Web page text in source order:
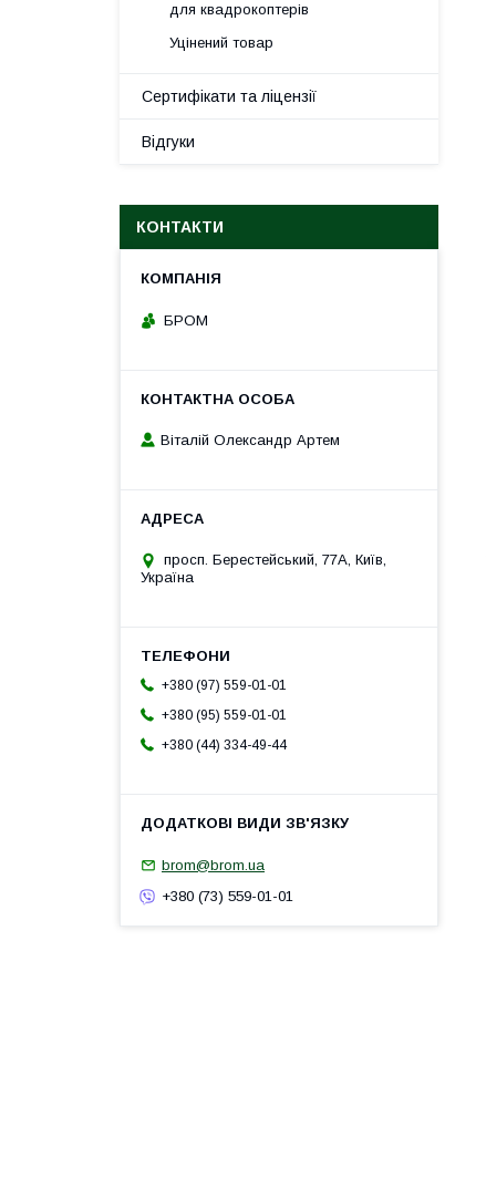
для квадрокоптерів
Уцінений товар
Сертифікати та ліцензії
Відгуки
КОНТАКТИ
БРОМ
Віталій Олександр Артем
просп. Берестейський, 77А, Київ,
Україна
+380 (97) 559-01-01
+380 (95) 559-01-01
+380 (44) 334-49-44
brom@brom.ua
+380 (73) 559-01-01